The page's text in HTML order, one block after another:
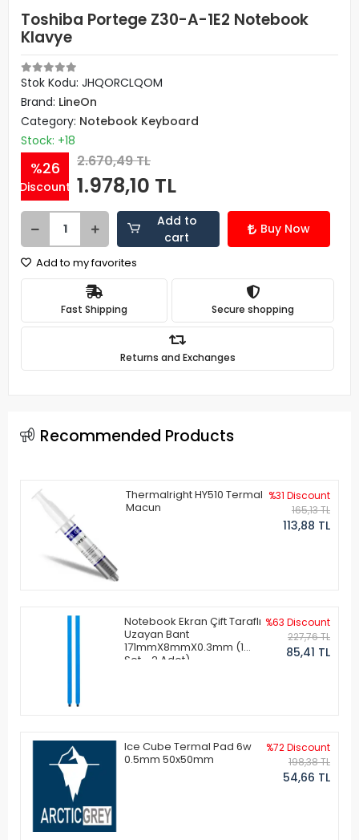
Toshiba Portege Z30-A-1E2 Notebook
Klavye
Stok Kodu: JHQORCLQOM
Brand: LineOn
Category: Notebook Keyboard
Stock: +18
%26
Discount
2.670,49 TL
1.978,10 TL
Add to
cart
Buy Now
Add to my favorites
Fast Shipping Secure shopping
Returns and Exchanges
Recommended Products
Thermalright HY510 Termal
Macun
%31 Discount
165,13 TL
113,88 TL
Notebook Ekran Çift Taraflı
Uzayan Bant
171mmX8mmX0.3mm (1
Set - 2 Adet)
%63 Discount
227,76 TL
85,41 TL
Ice Cube Termal Pad 6w
0.5mm 50x50mm
%72 Discount
198,38 TL
54,66 TL